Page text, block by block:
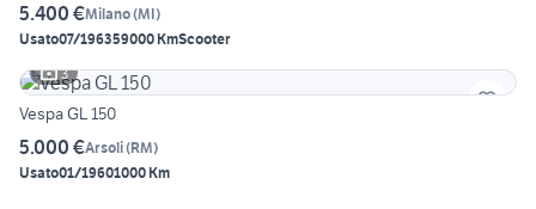
5.400 €Milano(MI)
Usato07/196359000 KmScooter
3
Vespa GL 150
5.000 €Arsoli(RM)
Usato01/19601000 Km